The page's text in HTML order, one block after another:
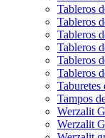
Tableros
Tableros
Tableros
Tableros
Tableros
Tableros
Taburetes
Tampos
Werzalit
Werzalit